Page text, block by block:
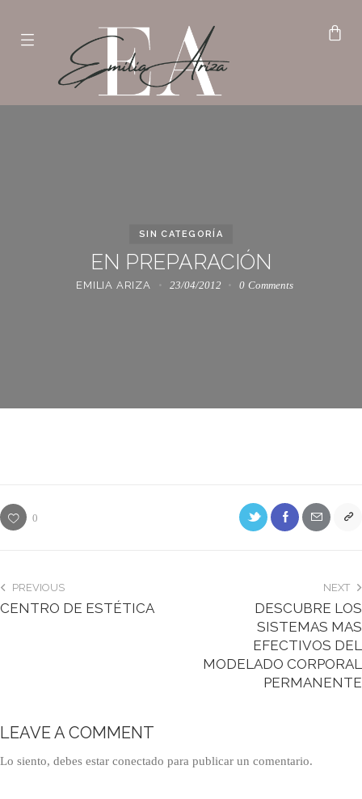
SIN CATEGORÍA
EN PREPARACIÓN
EMILIA ARIZA 23/04/2012 0 Comments
0
PREVIOUS
CENTRO DE ESTÉTICA
NEXT
DESCUBRE LOS
SISTEMAS MAS
EFECTIVOS DEL
MODELADO CORPORAL
PERMANENTE
LEAVE A COMMENT
Lo siento, debes estar conectado para publicar un comentario.